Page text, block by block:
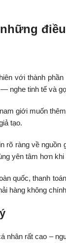
với thành
nghe tinh tế và
giới muốn
tạo.
rõ ràng về
yên tâm hơn khi
quốc, thanh
hàng không
nhân rất cao –